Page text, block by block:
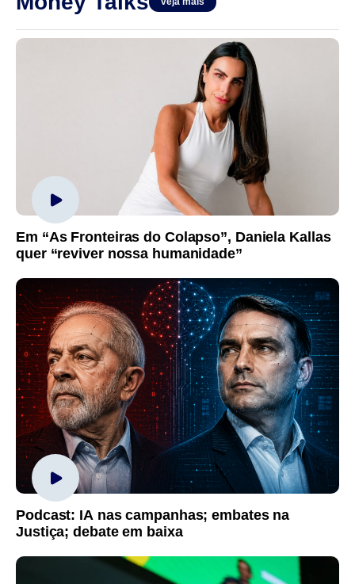
Em “As Fronteiras do Colapso”, Daniela Kallas
quer “reviver nossa humanidade”
Podcast: IA nas campanhas; embates na
Justiça; debate em baixa